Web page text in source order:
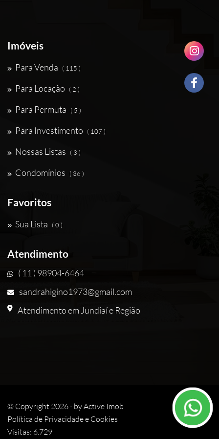
Imóveis
Para Venda ( 115 )
Para Locação ( 2 )
Para Permuta ( 5 )
Para Investimento ( 107 )
Nossas Listas ( 3 )
Condomínios ( 36 )
Favoritos
Sua Lista ( 0 )
Atendimento
( 11 ) 98904-6464
sandrahigino1973@gmail.com
Atendimento em Jundiaí e Região
© Copyright 2026 - byActive Imob
Política de Privacidade e Cookies
Visitas: 6.729